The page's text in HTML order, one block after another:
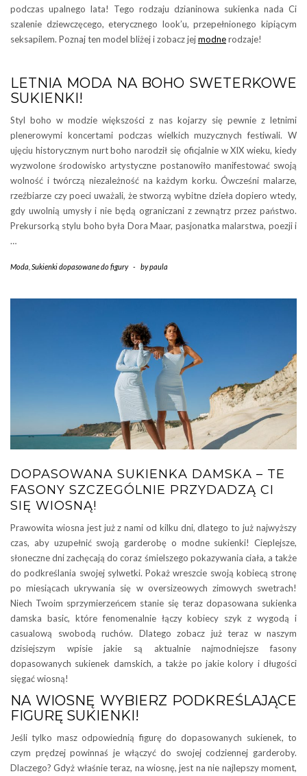
podczas upalnego lata! Tego rodzaju dzianinowa sukienka nada Ci
szalenie dziewczęcego, eterycznego look’u, przepełnionego kipiącym
seksapilem. Poznaj ten model bliżej i zobacz jejmodnerodzaje!
LETNIA MODA NA BOHO SWETERKOWE
SUKIENKI!
Styl boho w modzie większości z nas kojarzy się pewnie z letnimi
plenerowymi koncertami podczas wielkich muzycznych festiwali. W
ujęciu historycznym nurt boho narodził się oficjalnie w XIX wieku, kiedy
wyzwolone środowisko artystyczne postanowiło manifestować swoją
wolność i twórczą niezależność na każdym korku. Ówcześni malarze,
rzeźbiarze czy poeci uważali, że stworzą wybitne dzieła dopiero wtedy,
gdy uwolnią umysły i nie będą ograniczani z zewnątrz przez państwo.
Prekursorką stylu boho była Dora Maar, pasjonatka malarstwa, poezji i
…
Moda Sukienki dopasowane do figury - bypaula
DOPASOWANA SUKIENKA DAMSKA – TE
FASONY SZCZEGÓLNIE PRZYDADZĄ CI
SIĘ WIOSNĄ!
Prawowita wiosna jest już z nami od kilku dni, dlatego to już najwyższy
czas, aby uzupełnić swoją garderobę o modne sukienki! Cieplejsze,
słoneczne dni zachęcają do coraz śmielszego pokazywania ciała, a także
do podkreślania swojej sylwetki. Pokaż wreszcie swoją kobiecą stronę
po miesiącach ukrywania się w oversizeowych zimowych swetrach!
Niech Twoim sprzymierzeńcem stanie się teraz dopasowana sukienka
damska basic, które fenomenalnie łączy kobiecy szyk z wygodą i
casualową swobodą ruchów. Dlatego zobacz już teraz w naszym
dzisiejszym wpisie jakie są aktualnie najmodniejsze fasony
dopasowanych sukienek damskich, a także po jakie kolory i długości
sięgać wiosną!
NA WIOSNĘ WYBIERZ PODKREŚLAJĄCE
FIGURĘ SUKIENKI!
Jeśli tylko masz odpowiednią figurę do dopasowanych sukienek, to
czym prędzej powinnaś je włączyć do swojej codziennej garderoby.
Dlaczego? Gdyż właśnie teraz, na wiosnę, jest na nie najlepszy moment,